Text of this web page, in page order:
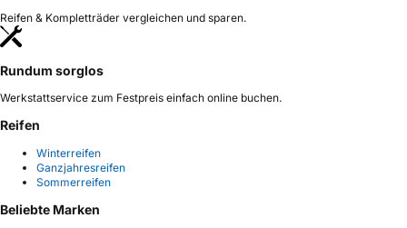
Reifen & Kompletträder vergleichen und sparen.
Rundum sorglos
Werkstattservice zum Festpreis einfach online buchen.
Reifen
Winterreifen
Ganzjahresreifen
Sommerreifen
Beliebte Marken